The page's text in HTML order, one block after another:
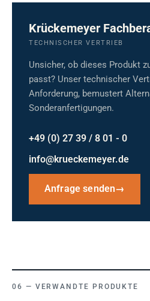
Krückemeyer
TECHNISCHER VERTRIEB
Unsicher, ob dieses Produkt
passt? Unser technischer
Anforderung, bemustert
Sonderanfertigungen.
+49 (0) 27 39 / 8 01 - 0
info@krueckemeyer.de
Anfrage senden→
VERWANDTE PRODUKTE